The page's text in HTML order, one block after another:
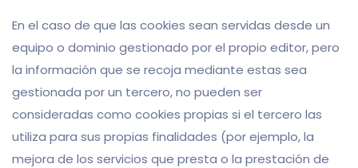
En el caso de que las cookies sean servidas desde un
equipo o dominio gestionado por el propio editor, pero
la información que se recoja mediante estas sea
gestionada por un tercero, no pueden ser
consideradas como cookies propias si el tercero las
utiliza para sus propias finalidades (por ejemplo, la
mejora de los servicios que presta o la prestación de